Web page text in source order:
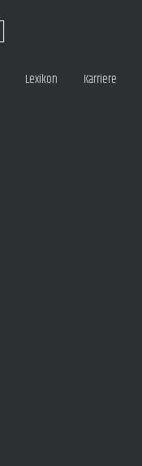
Lexikon Karriere